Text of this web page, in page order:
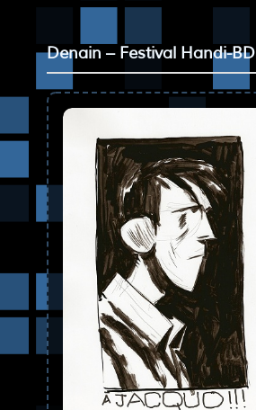
Denain – Festival Handi-BD